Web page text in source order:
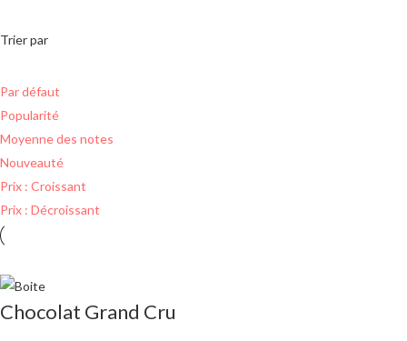
Trier par
Par défaut
Popularité
Moyenne des notes
Nouveauté
Prix : Croissant
Prix : Décroissant
Chocolat Grand Cru